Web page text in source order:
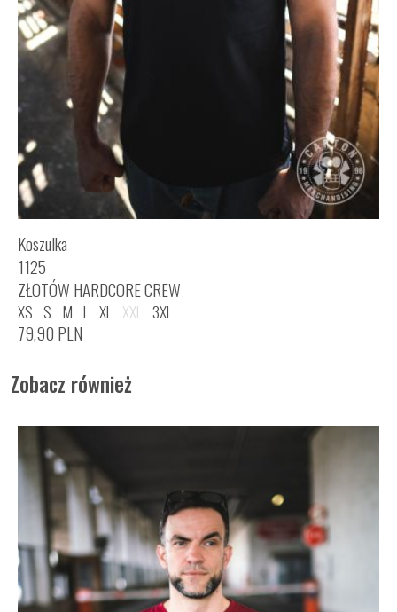
Koszulka
1125
ZŁOTÓW HARDCORE CREW
XS S M L XL XXL 3XL
79,90 PLN
Zobacz również